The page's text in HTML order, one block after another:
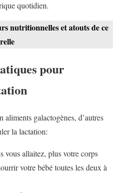
quotidien.
nutritionnelles et atouts de ce
pour
galactogènes, d’autres
la lactation:
vous allaitez, plus votre corps
votre bébé toutes les deux à